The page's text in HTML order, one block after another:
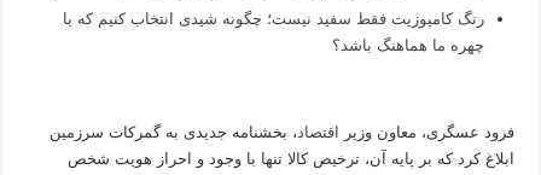
رنگ کامپوزیت فقط سفید نیست؛ چگونه شیدی انتخاب کنیم که با
چهره ما هماهنگ باشد؟
فرود عسگری، معاون وزیر اقتصاد، بخشنامه جدیدی به گمرکات سرزمین
ابلاغ کرد که بر پایه آن، ترخیص کالا تنها با وجود و احراز هویت شخص